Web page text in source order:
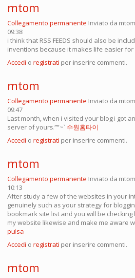
mtom
Collegamento permanente Inviato da
09:38
i think that RSS FEEDS should also be
inventions because it makes life easier for
Accedi o registrati per inserire commenti.
mtom
Collegamento permanente Inviato da
09:47
Last month, when i visited your blog i got
server of yours.””~` 수원홈타이
Accedi o registrati per inserire commenti.
mtom
Collegamento permanente Inviato da
10:13
After study a few of the websites in your
genuinely such as your strategy for
bookmark site list and you will be checking
my website likewise and make me aware
pulsa
Accedi o registrati per inserire commenti.
mtom